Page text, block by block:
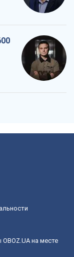
на месте